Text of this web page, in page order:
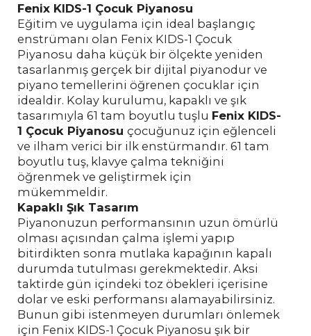
Fenix KIDS-1 Çocuk Piyanosu
Eğitim ve uygulama için ideal başlangıç
enstrümanı olan Fenix KIDS-1 Çocuk
Piyanosu daha küçük bir ölçekte yeniden
tasarlanmış gerçek bir dijital piyanodur ve
piyano temellerini öğrenen çocuklar için
idealdir. Kolay kurulumu, kapaklı ve şık
tasarımıyla 61 tam boyutlu tuşlu Fenix KIDS-
1 Çocuk Piyanosu çocuğunuz için eğlenceli
ve ilham verici bir ilk enstürmandır. 61 tam
boyutlu tuş, klavye çalma tekniğini
öğrenmek ve geliştirmek için
mükemmeldir.
Kapaklı Şık Tasarım
Piyanonuzun performansının uzun ömürlü
olması açısından çalma işlemi yapıp
bitirdikten sonra mutlaka kapağının kapalı
durumda tutulması gerekmektedir. Aksi
taktirde gün içindeki toz öbekleri içerisine
dolar ve eski performansı alamayabilirsiniz.
Bunun gibi istenmeyen durumları önlemek
için Fenix KIDS-1 Çocuk Piyanosu şık bir